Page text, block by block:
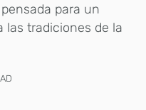
para un
las tradiciones de la